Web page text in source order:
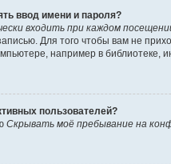
ввод имени и пароля?
входить при каждом
Для того чтобы вам не
например в библиотеке,
пользователей?
Скрывать моё пребывание на